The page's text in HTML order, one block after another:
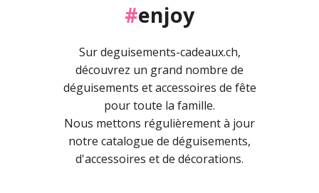
#enjoy
Sur deguisements-cadeaux.ch,
découvrez un grand nombre de
déguisements et accessoires de fête
pour toute la famille.
Nous mettons régulièrement à jour
notre catalogue de déguisements,
d'accessoires et de décorations.